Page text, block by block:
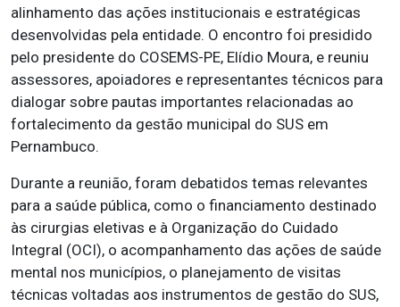
alinhamento das ações institucionais e estratégicas
desenvolvidas pela entidade. O encontro foi presidido
pelo presidente do COSEMS-PE, Elídio Moura, e reuniu
assessores, apoiadores e representantes técnicos para
dialogar sobre pautas importantes relacionadas ao
fortalecimento da gestão municipal do SUS em
Pernambuco.
Durante a reunião, foram debatidos temas relevantes
para a saúde pública, como o financiamento destinado
às cirurgias eletivas e à Organização do Cuidado
Integral (OCI), o acompanhamento das ações de saúde
mental nos municípios, o planejamento de visitas
técnicas voltadas aos instrumentos de gestão do SUS,